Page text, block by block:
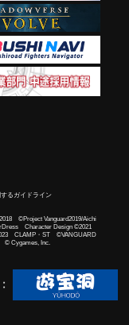
るガイドライン
©Project Vanguard2019/Aichi
Character Design ©2021
CLAMP・ST ©VANGUARD
© Cygames, Inc.